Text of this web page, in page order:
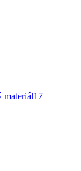
materiál17